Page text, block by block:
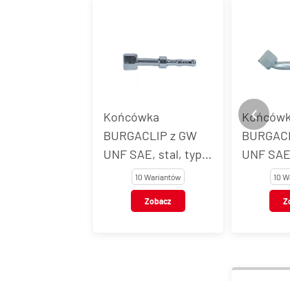
Końcówka 45°
BURGACLIP z GW
UNF SAE, stal, typ
5470210 Wariantów
Zobacz
UNF
5470310